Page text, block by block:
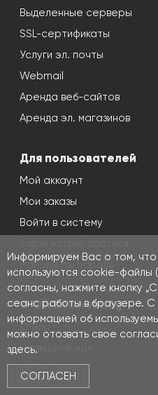
Информируем Вас о том,
используются cookie-файлы
согласны, нажмите кнопку
сеанс работы в браузере.
информацией об
можно отозвать свое
здесь.
СОГЛАСЕН
Выделенные серверы
SSL-сертификаты
Услуги эл. почты
Webmail
Аренда веб-сайтов
Аренда эл. магазинов
Для пользователей
Мой аккаунт
Мои заказы
Войти в систему
Напомнить пароль
О OWEXX hosting
О нас
Напишите нам
Контакты